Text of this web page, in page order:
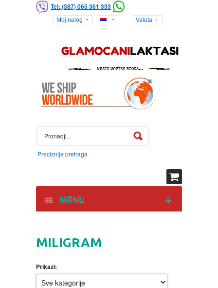
Tel: (387) 065 361 333
Moj nalog Valuta
Preciznija pretraga
MENU
DVD
MOVIES DVD
GADGETI
MILIGRAM
Prikazi: